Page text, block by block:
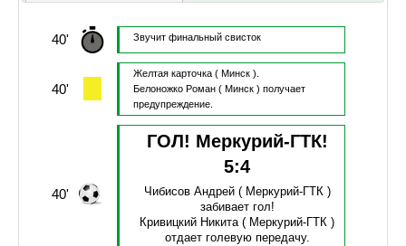
40' Звучит финальный свисток
40'
Желтая карточка ( Минск ).
Белоножко Роман( Минск ) получает
предупреждение.
40'
ГОЛ! Меркурий-ГТК!
5:4
Чибисов Андрей( Меркурий-ГТК )
забивает гол!
Кривицкий Никита( Меркурий-ГТК )
отдает голевую передачу.